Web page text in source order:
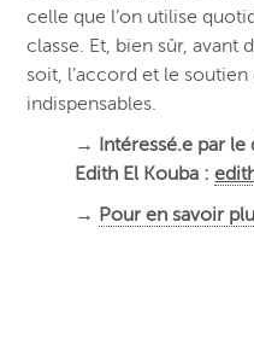
celle que l’on utilise
classe. Et, bien sûr, avant
soit, l’accord et le
indispensables.
→ Intéressé.e par le
Edith El Kouba :
→ Pour en savoir